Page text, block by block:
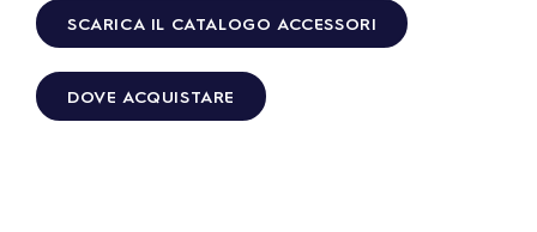
SCARICA IL CATALOGO ACCESSORI
DOVE ACQUISTARE